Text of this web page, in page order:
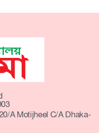
A Motijheel C/A Dhaka-